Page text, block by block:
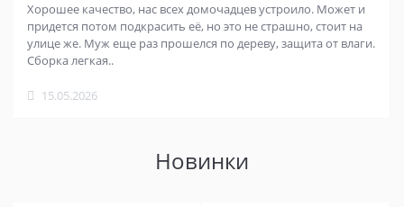
Хорошее качество, нас всех домочадцев устроило. Может и
придется потом подкрасить её, но это не страшно, стоит на
улице же. Муж еще раз прошелся по дереву, защита от влаги.
Сборка легкая..
15.05.2026
Новинки